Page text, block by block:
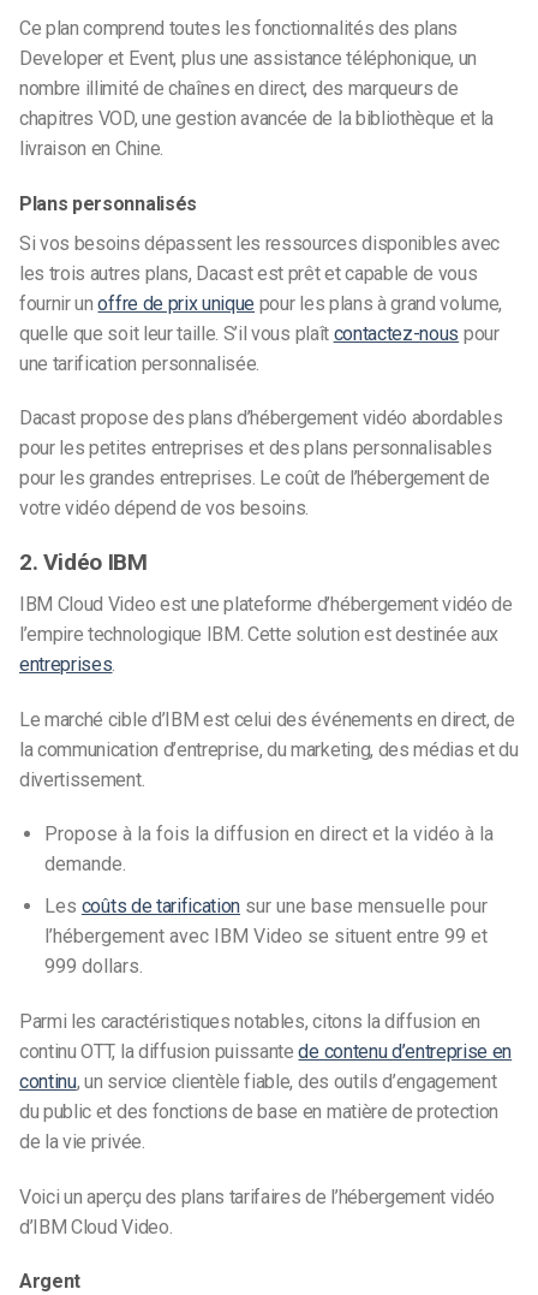
Ce plan comprend toutes les fonctionnalités des plans
Developer et Event, plus une assistance téléphonique, un
nombre illimité de chaînes en direct, des marqueurs de
chapitres VOD, une gestion avancée de la bibliothèque et la
livraison en Chine.
Plans personnalisés
Si vos besoins dépassent les ressources disponibles avec
les trois autres plans, Dacast est prêt et capable de vous
fournir unoffre de prix unique pour les plans à grand volume,
quelle que soit leur taille. S’il vous plaît contactez-nous pour
une tarification personnalisée.
Dacast propose des plans d’hébergement vidéo abordables
pour les petites entreprises et des plans personnalisables
pour les grandes entreprises. Le coût de l’hébergement de
votre vidéo dépend de vos besoins.
2. Vidéo IBM
IBM Cloud Video est une plateforme d’hébergement vidéo de
l’empire technologique IBM. Cette solution est destinée aux
entreprises.
Le marché cible d’IBM est celui des événements en direct, de
la communication d’entreprise, du marketing, des médias et du
divertissement.
Propose à la fois la diffusion en direct et la vidéo à la
demande.
Les coûts de tarification sur une base mensuelle pour
l’hébergement avec IBM Video se situent entre 99 et
999 dollars.
Parmi les caractéristiques notables, citons la diffusion en
continu OTT, la diffusion puissantede contenu d’entreprise en
continu, un service clientèle fiable, des outils d’engagement
du public et des fonctions de base en matière de protection
de la vie privée.
Voici un aperçu des plans tarifaires de l’hébergement vidéo
d’IBM Cloud Video.
Argent